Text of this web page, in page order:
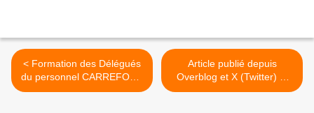
< Formation des Délégués
du personnel CARREFOUR
MARKET à Calais (62100)
Article publié depuis
Overblog et X (Twitter) et
Facebook et LK >